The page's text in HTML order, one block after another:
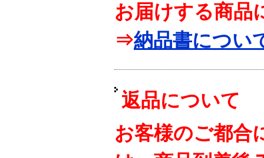
お届けする商品
⇒納品書につい
返品について
お客様のご都合